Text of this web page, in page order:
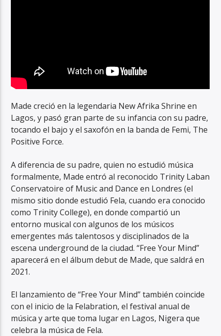
Made creció en la legendaria New Afrika Shrine en
Lagos, y pasó gran parte de su infancia con su padre,
tocando el bajo y el saxofón en la banda de Femi, The
Positive Force.
A diferencia de su padre, quien no estudió música
formalmente, Made entró al reconocido Trinity Laban
Conservatoire of Music and Dance en Londres (el
mismo sitio donde estudió Fela, cuando era conocido
como Trinity College), en donde compartió un
entorno musical con algunos de los músicos
emergentes más talentosos y disciplinados de la
escena underground de la ciudad. “Free Your Mind”
aparecerá en el álbum debut de Made, que saldrá en
2021.
El lanzamiento de “Free Your Mind” también coincide
con el inicio de la Felabration, el festival anual de
música y arte que toma lugar en Lagos, Nigera que
celebra la música de Fela.